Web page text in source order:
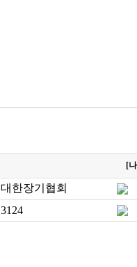
[
대한장기협회
3124